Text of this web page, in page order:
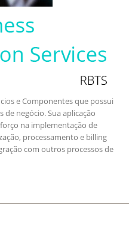
e Componentes que possui
negócio. Sua aplicação
na implementação de
processamento e billing
com outros processos de